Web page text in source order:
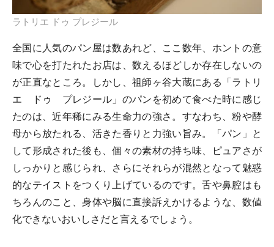
ラトリエ ドゥ プレジール
全国に人気のパン屋は数あれど、ここ数年、ホントの意
味で心を打たれたお店は、数えるほどしか存在しないの
が正直なところ。しかし、祖師ヶ谷大蔵にある「ラトリ
エ ドゥ プレジール」のパンを初めて食べた時に感じ
たのは、近年稀にみる生命力の強さ。すなわち、粉や酵
母から放たれる、活きた香りと力強い旨み。「パン」と
して形成された後も、個々の素材の持ち味、ピュアさが
しっかりと感じられ、さらにそれらが混然となって魅惑
的なテイストをつくり上げているのです。舌や鼻腔はも
ちろんのこと、身体や脳に直接訴えかけるような、数値
化できないおいしさだと言えるでしょう。